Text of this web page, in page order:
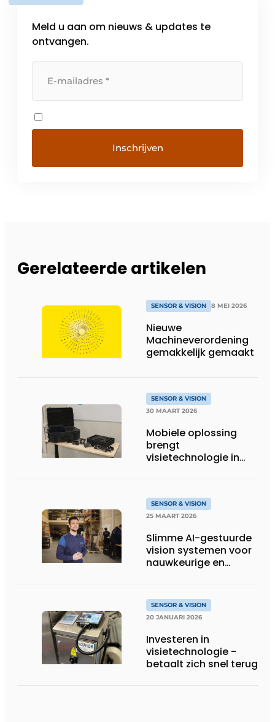
Meld u aan om nieuws & updates te
ontvangen.
Gerelateerde artikelen
SENSOR & VISION 8 MEI 2026
Nieuwe
Machineverordening
gemakkelijk gemaakt
SENSOR & VISION
30 MAART 2026
Mobiele oplossing
brengt
visietechnologie in
SENSOR & VISION
25 MAART 2026
Slimme AI-gestuurde
vision systemen voor
nauwkeurige en
SENSOR & VISION
20 JANUARI 2026
Investeren in
visietechnologie ­
betaalt zich snel terug